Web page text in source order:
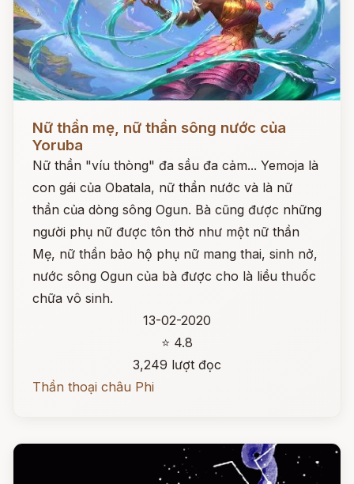
Nữ thần mẹ, nữ thần sông nước của
Yoruba
Nữ thần "víu thòng" đa sầu đa cảm... Yemoja là
con gái của Obatala, nữ thần nước và là nữ
thần của dòng sông Ogun. Bà cũng được những
người phụ nữ được tôn thờ như một nữ thần
Mẹ, nữ thần bảo hộ phụ nữ mang thai, sinh nở,
nước sông Ogun của bà được cho là liều thuốc
chữa vô sinh.
13-02-2020
⭐ 4.8
3,249 lượt đọc
Thần thoại châu Phi